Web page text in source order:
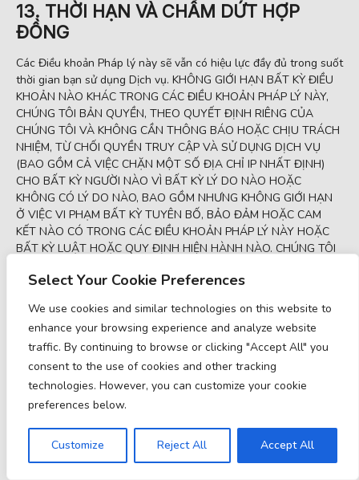
Select Your Cookie Preferences
We use cookies and similar technologies on this website to
enhance your browsing experience and analyze website
traffic. By continuing to browse or clicking "Accept All" you
consent to the use of cookies and other tracking
technologies. However, you can customize your cookie
preferences below.
Customize Reject All Accept All
13. THỜI HẠN VÀ CHẤM DỨT HỢP
ĐỒNG
Các Điều khoản Pháp lý này sẽ vẫn có hiệu lực đầy đủ trong suốt
thời gian bạn sử dụng Dịch vụ. KHÔNG GIỚI HẠN BẤT KỲ ĐIỀU
KHOẢN NÀO KHÁC TRONG CÁC ĐIỀU KHOẢN PHÁP LÝ NÀY,
CHÚNG TÔI BẢN QUYỀN, THEO QUYẾT ĐỊNH RIÊNG CỦA
CHÚNG TÔI VÀ KHÔNG CẦN THÔNG BÁO HOẶC CHỊU TRÁCH
NHIỆM, TỪ CHỐI QUYỀN TRUY CẬP VÀ SỬ DỤNG DỊCH VỤ
(BAO GỒM CẢ VIỆC CHẶN MỘT SỐ ĐỊA CHỈ IP NHẤT ĐỊNH)
CHO BẤT KỲ NGƯỜI NÀO VÌ BẤT KỲ LÝ DO NÀO HOẶC
KHÔNG CÓ LÝ DO NÀO, BAO GỒM NHƯNG KHÔNG GIỚI HẠN
Ở VIỆC VI PHẠM BẤT KỲ TUYÊN BỐ, BẢO ĐẢM HOẶC CAM
KẾT NÀO CÓ TRONG CÁC ĐIỀU KHOẢN PHÁP LÝ NÀY HOẶC
BẤT KỲ LUẬT HOẶC QUY ĐỊNH HIỆN HÀNH NÀO. CHÚNG TÔI
BẠN VÀO DỊCH VỤ HOẶC XÓA TÀI KHOẢN CỦA BẠN VÀ BẤT
BẤT CỨ LÚ
Nếu chúng tôi chấm dứt hoặc tạm ngừng tài khoản của bạn vì
bất kỳ lý do nào, bạn sẽ bị cấm đăng ký và tạo tài khoản mới dưới
tên của bạn, tên giả hoặc tên mượn, hoặc tên của bất kỳ bên thứ
ba nào, ngay cả khi bạn đang hành động thay mặt cho bên thứ
ba đó. Ngoài việc chấm dứt hoặc tạm ngừng tài khoản của bạn,
chúng tôi có quyền thực hiện các hành động pháp lý thích hợp,
bao gồm nhưng không giới hạn ở việc theo đuổi các biện pháp
khắc phục dân sự, hình sự và lệnh cấm.